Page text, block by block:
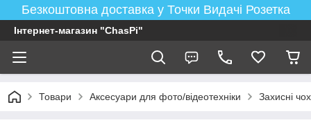
Безкоштовна доставка у Точки Видачі Розетка
Інтернет-магазин "ChasPi"
Товари Аксесуари для фото/відеотехніки Захисні